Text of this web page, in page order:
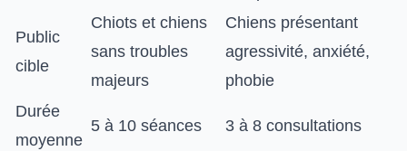
Public
cible
Chiots et chiens
sans troubles
majeurs
Chiens présentant
agressivité, anxiété,
phobie
Durée
moyenne
5 à 10 séances 3 à 8 consultations